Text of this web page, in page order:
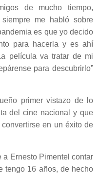
de mucho tiempo,
me habló sobre
es que yo decido
para hacerla y es ahí
película va tratar de mi
para descubrirlo”
primer vistazo de lo
del cine nacional y que
en un éxito de
a Ernesto Pimentel contar
tengo 16 años, de hecho